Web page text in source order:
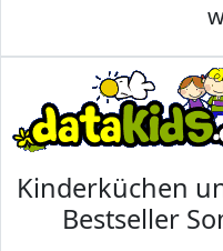
Kinderküchen
Bestseller